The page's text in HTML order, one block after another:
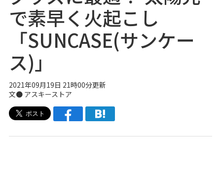
で素早く火起こし
「SUNCASE(サンケー
ス)」
2021年09月19日 21時00分更新
文● アスキーストア